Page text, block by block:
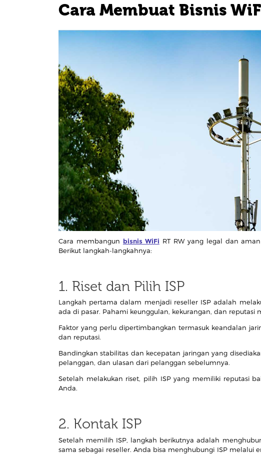
Cara Membuat Bisnis
Cara membangun bisnis WiFi RT RW yang legal dan
Berikut langkah-langkahnya:
1. Riset dan Pilih ISP
Langkah pertama dalam menjadi reseller ISP adalah
ada di pasar. Pahami keunggulan, kekurangan, dan reputasi
Faktor yang perlu dipertimbangkan termasuk keandalan
dan reputasi.
Bandingkan stabilitas dan kecepatan jaringan yang
pelanggan, dan ulasan dari pelanggan sebelumnya.
Setelah melakukan riset, pilih ISP yang memiliki reputasi
Anda.
2. Kontak ISP
Setelah memilih ISP, langkah berikutnya adalah
sama sebagai reseller. Anda bisa menghubungi ISP melalui